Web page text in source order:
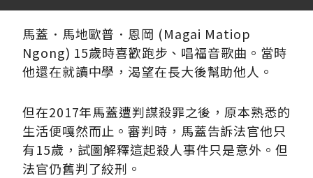
馬蓋．馬地歐普．恩岡 (Magai Matiop
Ngong) 15歲時喜歡跑步、唱福音歌曲。當時
他還在就讀中學，渴望在長大後幫助他人。
但在2017年馬蓋遭判謀殺罪之後，原本熟悉的
生活便嘎然而止。審判時，馬蓋告訴法官他只
有15歲，試圖解釋這起殺人事件只是意外。但
法官仍舊判了絞刑。